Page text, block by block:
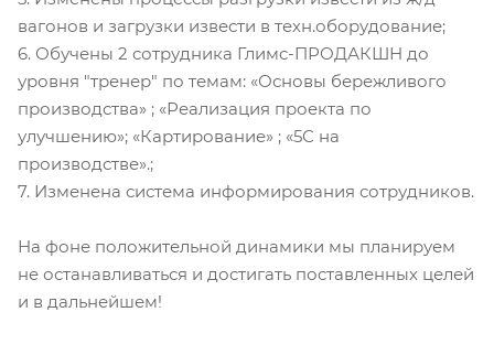
вагонов и загрузки извести в техн.оборудование;
6. Обучены 2 сотрудника Глимс-ПРОДАКШН до
уровня "тренер" по темам: «Основы бережливого
производства» ; «Реализация проекта по
улучшению»; «Картирование» ; «5С на
производстве».;
7. Изменена система информирования сотрудников.
На фоне положительной динамики мы планируем
не останавливаться и достигать поставленных целей
и в дальнейшем!